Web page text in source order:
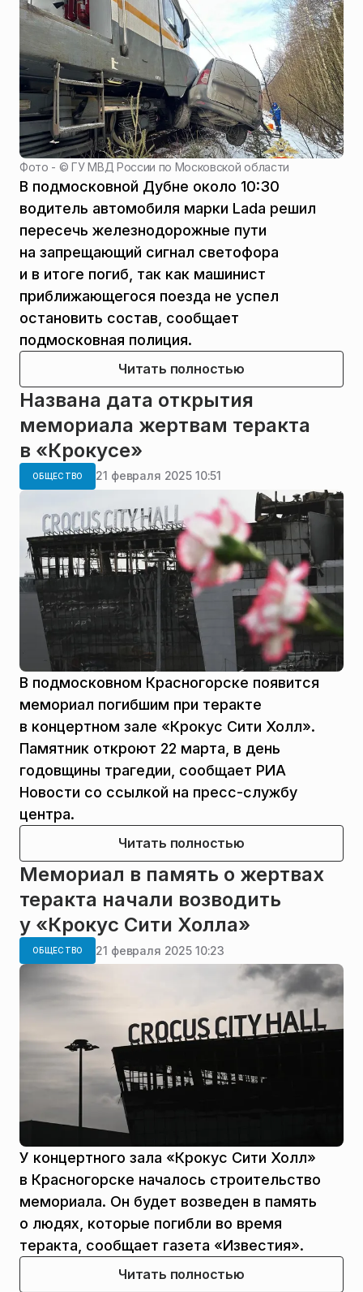
Фото - ©ГУ МВД России по Московской области
В подмосковной Дубне около 10:30
водитель автомобиля марки Lada решил
пересечь железнодорожные пути
на запрещающий сигнал светофора
и в итоге погиб, так как машинист
приближающегося поезда не успел
остановить состав, сообщает
подмосковная полиция.
Читать полностью
Названа дата открытия
мемориала жертвам теракта
в «Крокусе»
ОБЩЕСТВО 21 февраля 2025 10:51
В подмосковном Красногорске появится
мемориал погибшим при теракте
в концертном зале «Крокус Сити Холл».
Памятник откроют 22 марта, в день
годовщины трагедии, сообщает РИА
Новости со ссылкой на пресс-службу
центра.
Читать полностью
Мемориал в память о жертвах
теракта начали возводить
у «Крокус Сити Холла»
ОБЩЕСТВО 21 февраля 2025 10:23
У концертного зала «Крокус Сити Холл»
в Красногорске началось строительство
мемориала. Он будет возведен в память
о людях, которые погибли во время
теракта, сообщает газета «Известия».
Читать полностью